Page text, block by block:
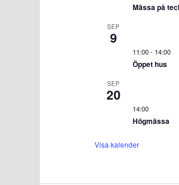
Mässa på
SEP
9
11:00- 14:00
Öppet hus
SEP
20
14:00
Högmässa
Visa kalender